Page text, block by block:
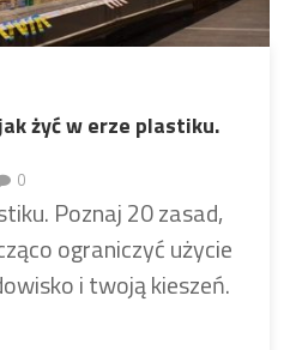
żyć w erze plastiku.
0
Poznaj 20 zasad,
ograniczyć użycie
i twoją kieszeń.